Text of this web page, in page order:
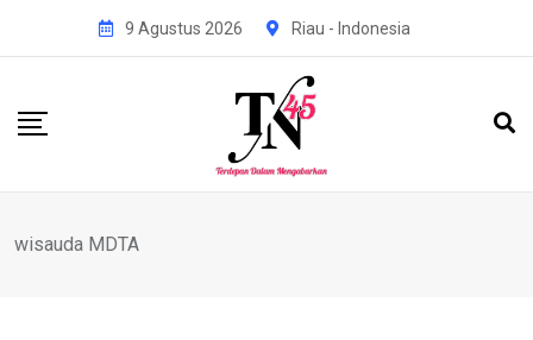
9 Agustus 2026 Riau - Indonesia
wisauda MDTA